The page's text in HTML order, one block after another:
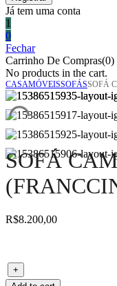
Já tem uma conta
1
0
Fechar
Carrinho De Compras(0)
No products in the cart.
CASAMÓVEISSOFÁSSOFÁ
SOFÁ
R$8.200,00
+